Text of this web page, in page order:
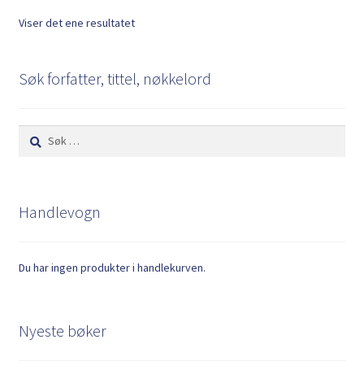
Viser det ene resultatet
Søk forfatter, tittel, nøkkelord
Søk
etter:
Handlevogn
Du har ingen produkter i handlekurven.
Nyeste bøker